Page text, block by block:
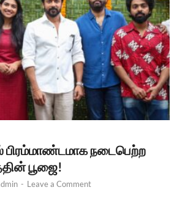
பிரம்மாண்டமாக நடைபெற்ற
பூஜை!
- Leave a Comment